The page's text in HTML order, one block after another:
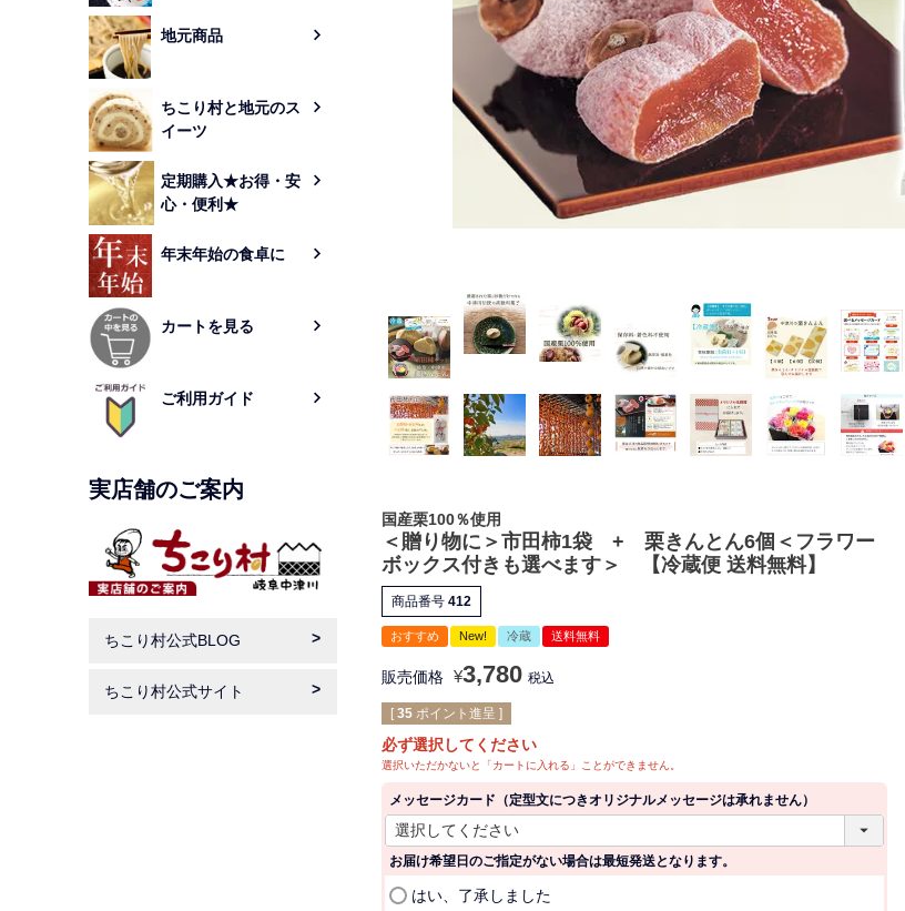
地元商品
ちこり村と地元のス
イーツ
定期購入★お得・安
心・便利★
年末年始の食卓に
カートを見る
ご利用ガイド
実店舗のご案内
ちこり村公式BLOG
ちこり村公式サイト
国産栗100％使用
＜贈り物に＞市田柿1袋 + 栗きんとん6個＜フラワー
ボックス付きも選べます＞ 【冷蔵便 送料無料】
商品番号 412
おすすめ New! 冷蔵 送料無料
販売価格 ¥3,780 税込
[ 35 ポイント進呈 ]
必ず選択してください
選択いただかないと「カートに入れる」ことができません。
メッセージカード（定型文につきオリジナルメッセージは承れません）
必
お届け希望日のご指定がない場合は最短発送となります。
はい、了承しました